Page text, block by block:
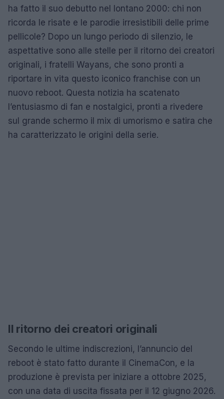
ha fatto il suo debutto nel lontano 2000: chi non
ricorda le risate e le parodie irresistibili delle prime
pellicole? Dopo un lungo periodo di silenzio, le
aspettative sono alle stelle per il ritorno dei creatori
originali, i fratelli Wayans, che sono pronti a
riportare in vita questo iconico franchise con un
nuovo reboot. Questa notizia ha scatenato
l’entusiasmo di fan e nostalgici, pronti a rivedere
sul grande schermo il mix di umorismo e satira che
ha caratterizzato le origini della serie.
Il ritorno dei creatori originali
Secondo le ultime indiscrezioni, l’annuncio del
reboot è stato fatto durante il CinemaCon, e la
produzione è prevista per iniziare a ottobre 2025,
con una data di uscita fissata per il 12 giugno 2026.